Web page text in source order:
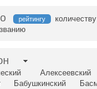
рейтингу
Алексеевский
Бабушкинский